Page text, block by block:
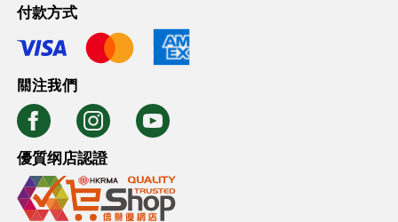
付款方式
關注我們
優質纲店認證